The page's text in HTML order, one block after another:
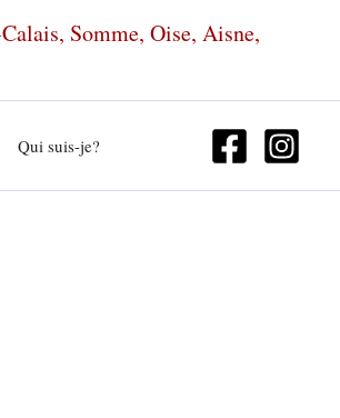
Somme, Oise, Aisne,
Qui suis-je?